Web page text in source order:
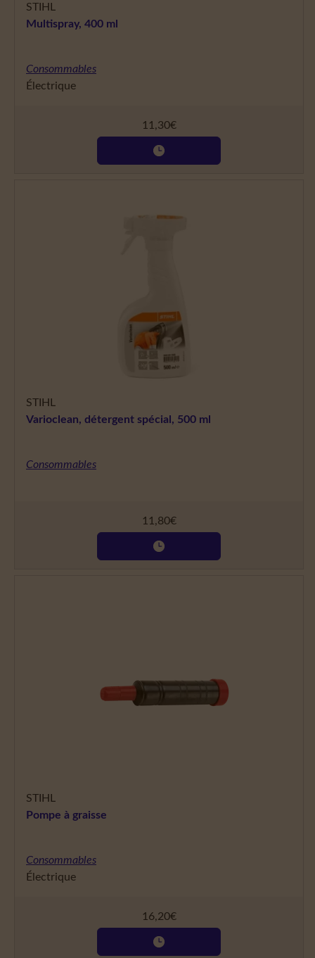
STIHL
Multispray, 400 ml
Consommables
Électrique
11,30€
STIHL
Varioclean, détergent spécial, 500 ml
Consommables
11,80€
STIHL
Pompe à graisse
Consommables
Électrique
16,20€